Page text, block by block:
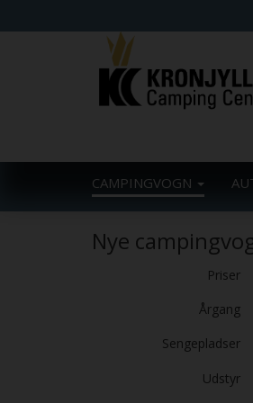
CAMPINGVOGN
Nye
Priser
Årgang
Sengepladser
Udstyr